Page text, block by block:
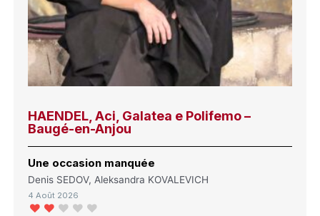
HAENDEL, Aci, Galatea e Polifemo –
Baugé-en-Anjou
Une occasion manquée
Denis SEDOV, Aleksandra KOVALEVICH
4 Août 2026